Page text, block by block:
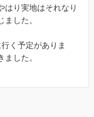
はり実地はそれなり
した。
く予定がありま
した。